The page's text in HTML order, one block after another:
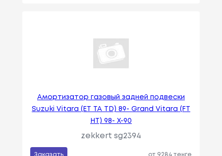
Амортизатор газовый задней подвески
Suzuki Vitara (ET TA TD) 89- Grand Vitara (FT
HT) 98- X-90
zekkert sg2394
Заказать от 9284 тенге